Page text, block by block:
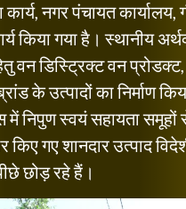
नगर पंचायत कार्यालय,
किया गया है। स्थानीय
वन डिस्ट्रिक्ट वन
के उत्पादों का निर्माण
निपुण स्वयं सहायता समूहों
किए गए शानदार उत्पाद
छोड़ रहे हैं।